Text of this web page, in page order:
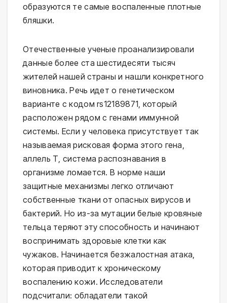
образуются те самые воспаленные плотные
бляшки.
Отечественные ученые проанализировали
данные более ста шестидесяти тысяч
жителей нашей страны и нашли конкретного
виновника. Речь идет о генетическом
варианте с кодом rs12189871, который
расположен рядом с генами иммунной
системы. Если у человека присутствует так
называемая рисковая форма этого гена,
аллель Т, система распознавания в
организме ломается. В норме наши
защитные механизмы легко отличают
собственные ткани от опасных вирусов и
бактерий. Но из-за мутации белые кровяные
тельца теряют эту способность и начинают
воспринимать здоровые клетки как
чужаков. Начинается безжалостная атака,
которая приводит к хроническому
воспалению кожи. Исследователи
подсчитали: обладатели такой